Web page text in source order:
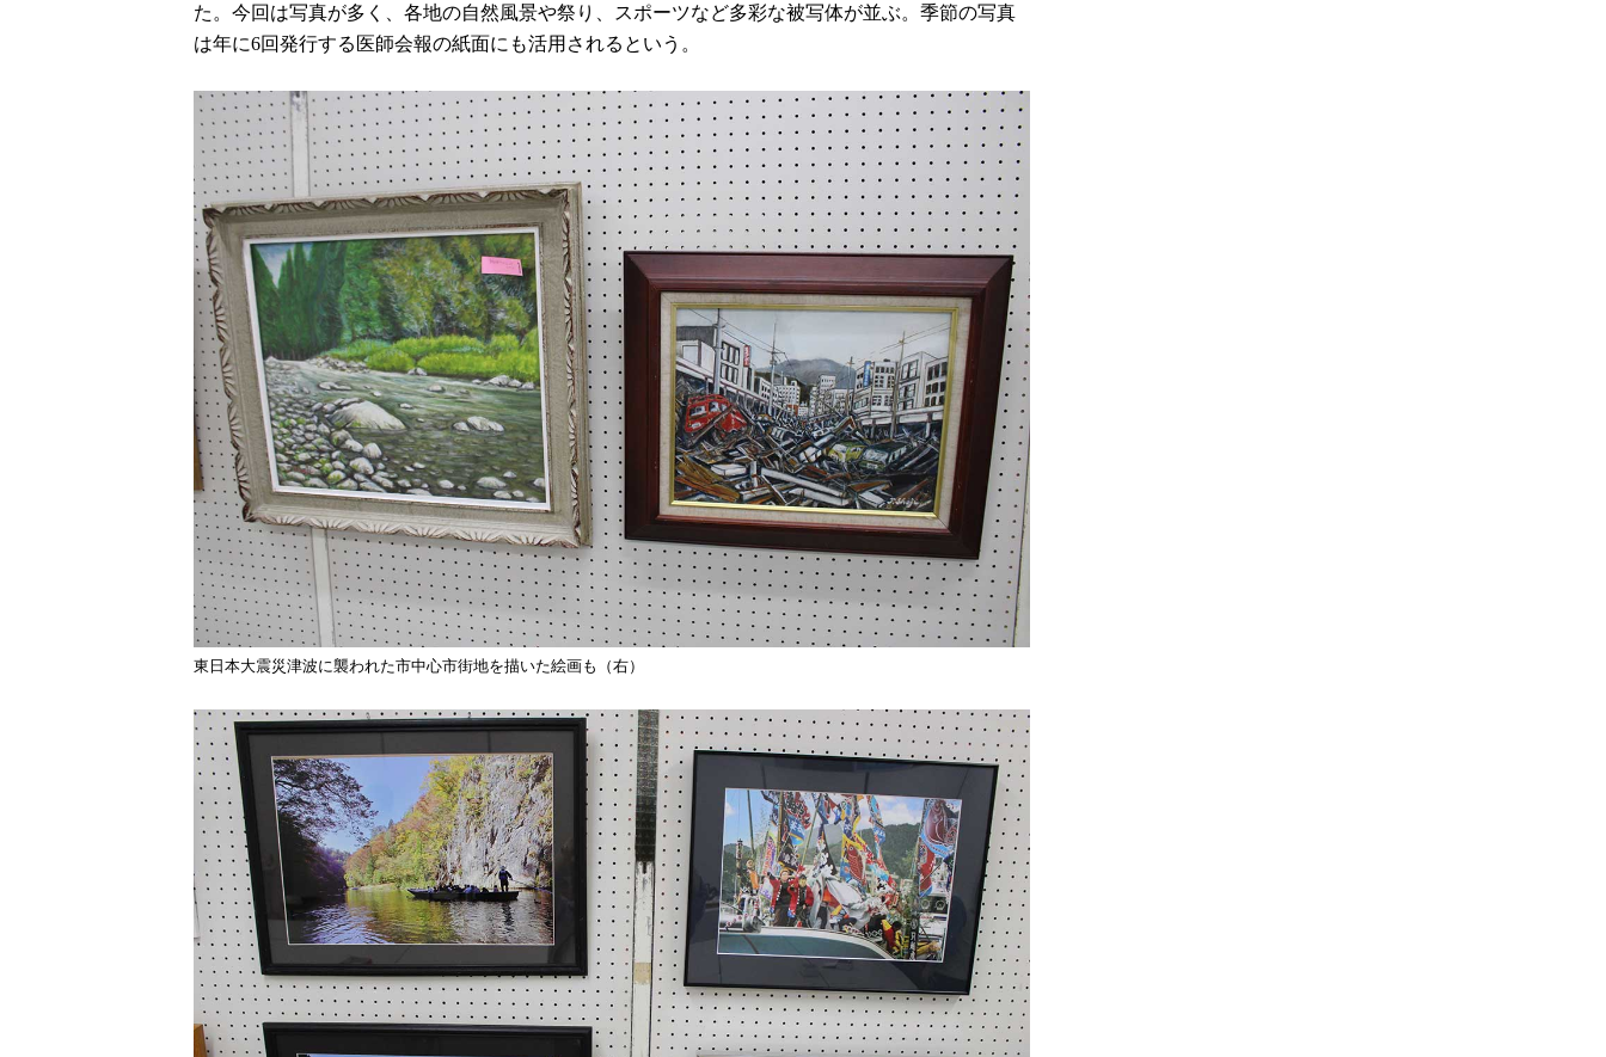
た。今回は写真が多く、各地の自然風景や祭り、スポーツなど多彩な被写体が並ぶ。季節の写真
は年に6回発行する医師会報の紙面にも活用されるという。
東日本大震災津波に襲われた市中心市街地を描いた絵画も（右）